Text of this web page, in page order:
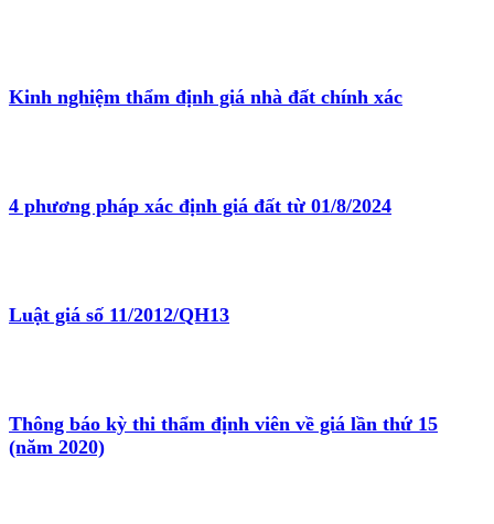
Kinh nghiệm thẩm định giá nhà đất chính xác
4 phương pháp xác định giá đất từ 01/8/2024
Luật giá số 11/2012/QH13
Thông báo kỳ thi thẩm định viên về giá lần thứ 15
(năm 2020)